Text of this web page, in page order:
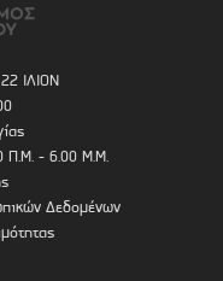
ΙΛΙΟΝ
Π.Μ. - 6.00 Μ.Μ.
Δεδομένων